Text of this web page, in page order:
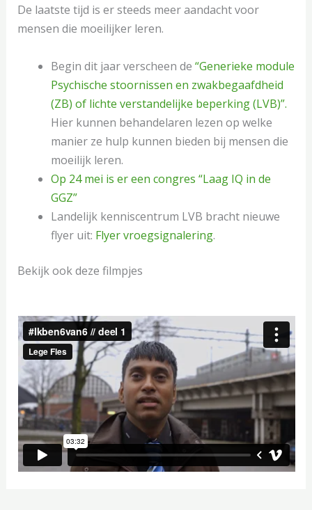
De laatste tijd is er steeds meer aandacht voor
mensen die moeilijker leren.
Begin dit jaar verscheen de “Generieke module
Psychische stoornissen en zwakbegaafdheid
(ZB) of lichte verstandelijke beperking (LVB)”.
Hier kunnen behandelaren lezen op welke
manier ze hulp kunnen bieden bij mensen die
moeilijk leren.
Op 24 mei is er een congres “Laag IQ in de
GGZ”
Landelijk kenniscentrum LVB bracht nieuwe
flyer uit: Flyer vroegsignalering.
Bekijk ook deze filmpjes